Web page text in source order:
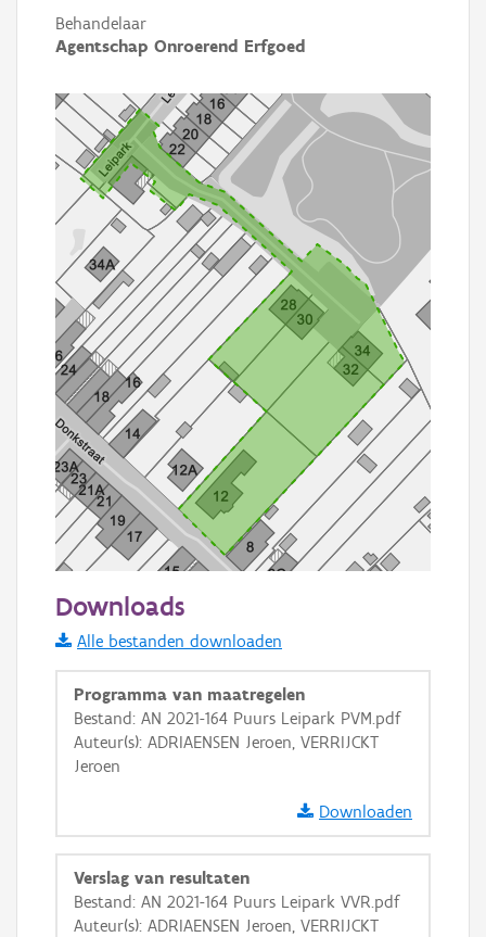
Behandelaar
Agentschap Onroerend Erfgoed
Informatie Vlaanderen
i
+ −
Basis Lagen
Downloads
Alle bestanden downloaden
Programma van maatregelen
Bestand: AN 2021-164 Puurs Leipark PVM.pdf
Auteur(s): ADRIAENSEN Jeroen, VERRIJCKT
Jeroen
Downloaden
Verslag van resultaten
Bestand: AN 2021-164 Puurs Leipark VVR.pdf
Auteur(s): ADRIAENSEN Jeroen, VERRIJCKT